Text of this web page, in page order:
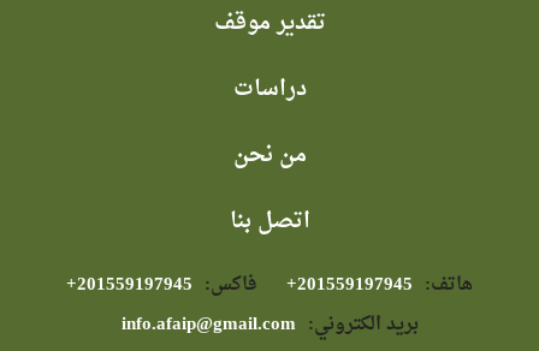
تقدير موقف
دراسات
من نحن
اتصل بنا
هاتف: فاكس:
بريد الكتروني: info.afaip@gmail.com